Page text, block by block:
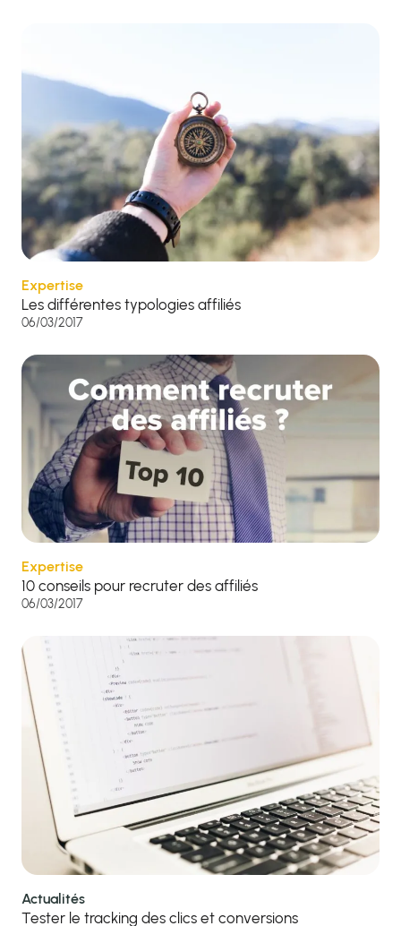
Expertise
Les différentes typologies affiliés
06/03/2017
Expertise
10 conseils pour recruter des affiliés
06/03/2017
Actualités
Tester le tracking des clics et conversions